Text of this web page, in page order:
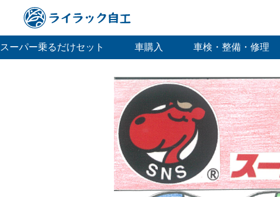
スーパー乗るだけセット 車購入 車検・整備・修理